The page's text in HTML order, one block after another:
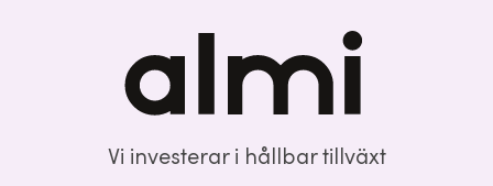
Vi investerar i hållbar tillväxt